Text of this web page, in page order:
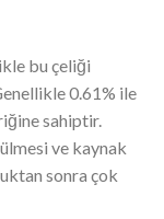
bu çeliği
0.61% ile
sahiptir.
ve kaynak
sonra çok